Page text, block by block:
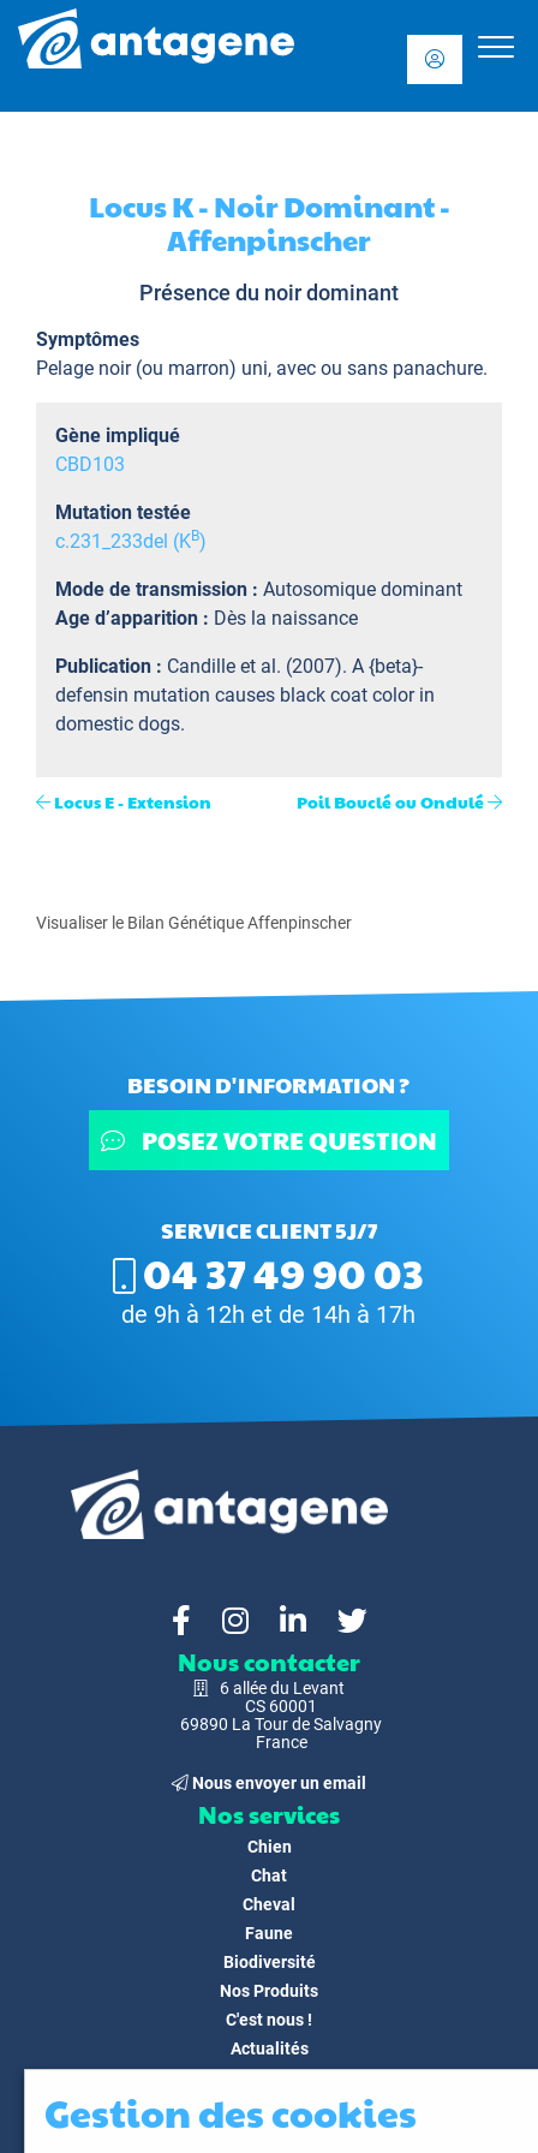
Locus K - Noir Dominant -
Affenpinscher
Présence du noir dominant
Symptômes
Pelage noir (ou marron) uni, avec ou sans panachure.
Gène impliqué
CBD103
Mutation testée
c.231_233del (KB)
Mode de transmission : Autosomique dominant
Age d’apparition : Dès la naissance
Publication : Candille et al. (2007). A {beta}-
defensin mutation causes black coat color in
domestic dogs.
Locus E - Extension Poil Bouclé ou Ondulé
Visualiser le Bilan Génétique Affenpinscher
BESOIN D'INFORMATION ?
POSEZ VOTRE QUESTION
SERVICE CLIENT 5J/7
04 37 49 90 03
de 9h à 12h et de 14h à 17h
Nous contacter
6 allée du Levant
CS 60001
69890 La Tour de Salvagny
France
Nous envoyer un email
Nos services
Chien
Chat
Cheval
Faune
Biodiversité
Nos Produits
C'est nous !
Actualités
FAQ
Gestion des cookies